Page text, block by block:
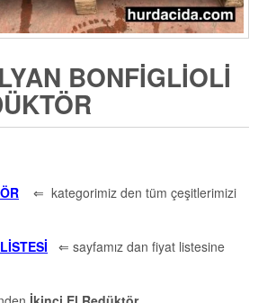
BONFIGLIOLI
⇐ kategorimiz den tüm çeşitlerimizi
⇐ sayfamız dan fiyat listesine